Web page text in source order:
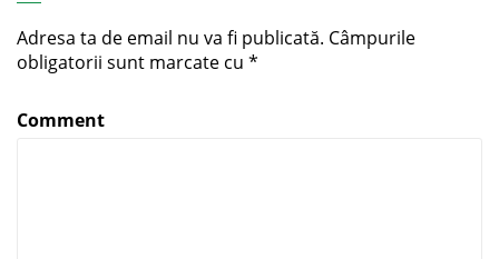
Adresa ta de email nu va fi publicată. Câmpurile
obligatorii sunt marcate cu *
Comment